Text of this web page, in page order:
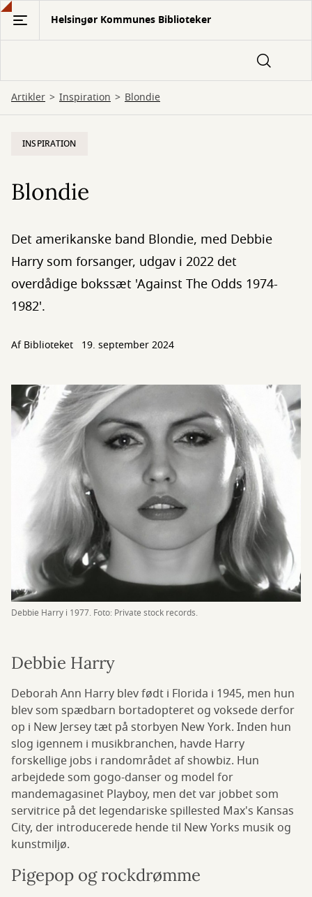
Gå
hovedindhold
Helsingør Kommunes Biblioteker
Artikler Inspiration Blondie
INSPIRATION
Blondie
Det amerikanske band Blondie, med Debbie
Harry som forsanger, udgav i 2022 det
overdådige bokssæt 'Against The Odds 1974-
1982'.
Af Biblioteket 19. september 2024
Debbie Harry i 1977. Foto: Private stock records.
Debbie Harry
Deborah Ann Harry blev født i Florida i 1945, men hun
blev som spædbarn bortadopteret og voksede derfor
op i New Jersey tæt på storbyen New York. Inden hun
slog igennem i musikbranchen, havde Harry
forskellige jobs i randområdet af showbiz. Hun
arbejdede som gogo-danser og model for
mandemagasinet Playboy, men det var jobbet som
servitrice på det legendariske spillested Max's Kansas
City, der introducerede hende til New Yorks musik og
kunstmiljø.
Pigepop og rockdrømme